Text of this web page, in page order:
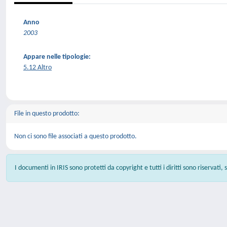
Anno
2003
Appare nelle tipologie:
5.12 Altro
File in questo prodotto:
Non ci sono file associati a questo prodotto.
I documenti in IRIS sono protetti da copyright e tutti i diritti sono riservati,